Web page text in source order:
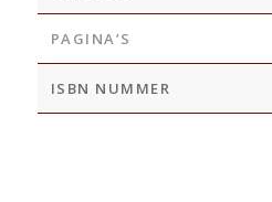
PAGINA’S
ISBN NUMMER